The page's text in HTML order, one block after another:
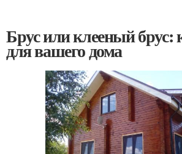
Брус или клееный брус:
для вашего дома